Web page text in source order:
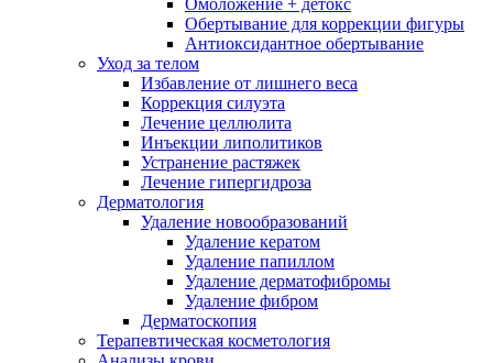
Омоложение + детокс
Обертывание для коррекции фигуры
Антиоксидантное обертывание
Уход за телом
Избавление от лишнего веса
Коррекция силуэта
Лечение целлюлита
Инъекции липолитиков
Устранение растяжек
Лечение гипергидроза
Дерматология
Удаление новообразований
Удаление кератом
Удаление папиллом
Удаление дерматофибромы
Удаление фибром
Дерматоскопия
Терапевтическая косметология